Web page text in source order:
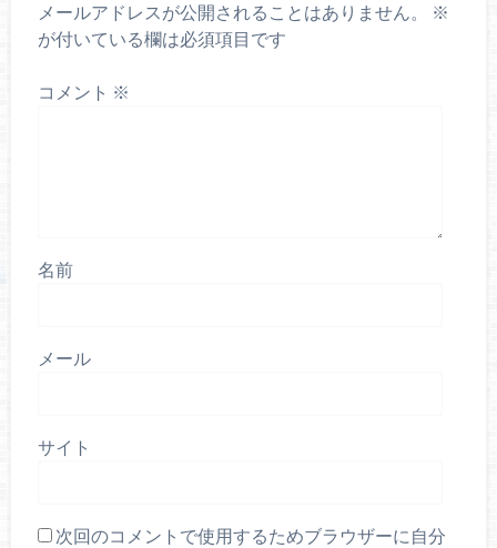
メールアドレスが公開されることはありません。
※
が付いている欄は必須項目です
コメント ※
名前
メール
サイト
次回のコメントで使用するためブラウザーに自分